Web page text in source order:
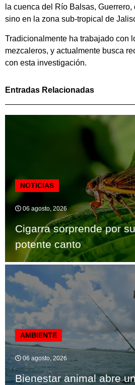
la cuenca del Río Balsas,
sino en la zona sub-tropical de
Tradicionalmente ha trabajado con
mezcaleros, y actualmente busca
con esta investigación.
Entradas Relacionadas
NOTICIAS
06 agosto, 2026
Cigarra sorprende por
potente canto
AMBIENTE
06 agosto, 2026
Bienestar animal abre